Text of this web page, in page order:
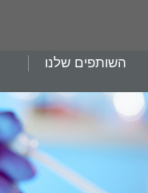
השותפים שלנו